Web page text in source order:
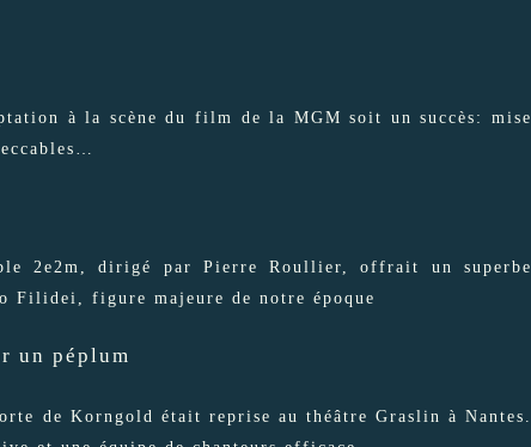
à la scène du film de la MGM soit un succès: mise
2e2m, dirigé par Pierre Roullier, offrait un superbe
Filidei, figure majeure de notre époque
un péplum
de Korngold était reprise au théâtre Graslin à Nantes.